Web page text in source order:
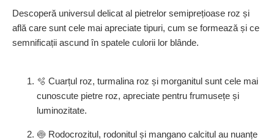
Descoperă universul delicat al pietrelor semiprețioase roz și
află care sunt cele mai apreciate tipuri, cum se formează și ce
semnificații ascund în spatele culorii lor blânde.
🫧 Cuarțul roz, turmalina roz și morganitul sunt cele mai
cunoscute pietre roz, apreciate pentru frumusețe și
luminozitate.
🍥 Rodocrozitul, rodonitul și mangano calcitul au nuanțe